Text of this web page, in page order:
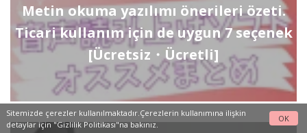
Metin okuma yazılımı önerileri özeti.
Ticari kullanım için de uygun 7 seçenek
[Ücretsiz・Ücretli]
Sitemizde çerezler kullanılmaktadır.Çerezlerin kullanımına ilişkin
detaylar için"Gizlilik Politikası"nabakınız.
OK